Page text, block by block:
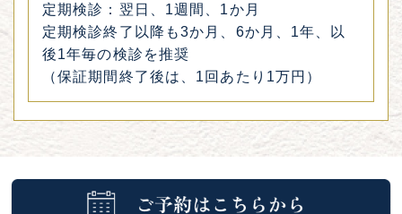
定期検診：翌日、1週間、1か月
定期検診終了以降も3か月、6か月、1年、以
後1年毎の検診を推奨
（保証期間終了後は、1回あたり1万円）